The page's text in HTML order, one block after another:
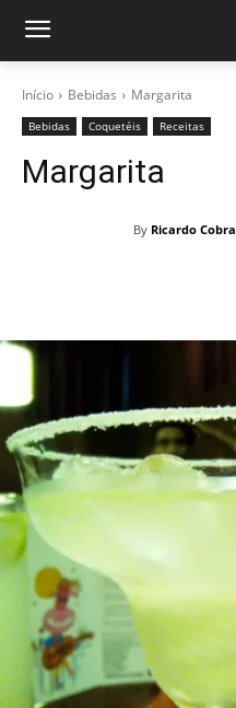
Início Bebidas Margarita
Bebidas Coquetéis Receitas
Margarita
By Ricardo Cobra